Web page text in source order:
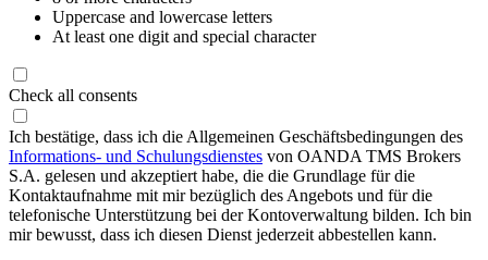
Uppercase and lowercase letters
At least one digit and special character
Check all consents
Ich bestätige, dass ich die Allgemeinen Geschäftsbedingungen des
Informations- und Schulungsdienstes von OANDA TMS Brokers
S.A. gelesen und akzeptiert habe, die die Grundlage für die
Kontaktaufnahme mit mir bezüglich des Angebots und für die
telefonische Unterstützung bei der Kontoverwaltung bilden. Ich bin
mir bewusst, dass ich diesen Dienst jederzeit abbestellen kann.